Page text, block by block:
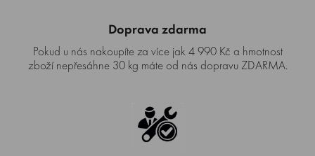
Doprava zdarma
Pokud u nás nakoupíte za více jak 4 990 Kč a hmotnost
zboží nepřesáhne 30 kg máte od nás dopravu ZDARMA.